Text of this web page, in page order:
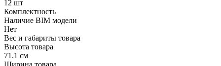
12 шт
Комплектность
Наличие BIM модели
Нет
Вес и габариты товара
Высота товара
71.1 см
Ширина товара